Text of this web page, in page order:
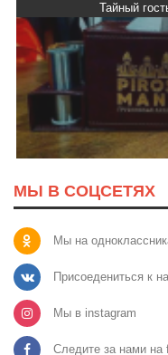
Тайный
МЫ В СОЦСЕТЯХ
Мы на
Присоедениться к
Мы в instagram
Следите за нами на